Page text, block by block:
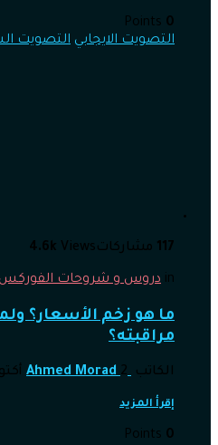
0
التصويت الايجابي التصويت
117 مشاركات 4.6k Views
in دروس و شروحات الفوركس
ما هو زخم الأسعار؟
مراقبته؟
الكاتب Ahmed Morad 2 أكتوبر، 2023, 4:42 م
إقرأ المزيد
0